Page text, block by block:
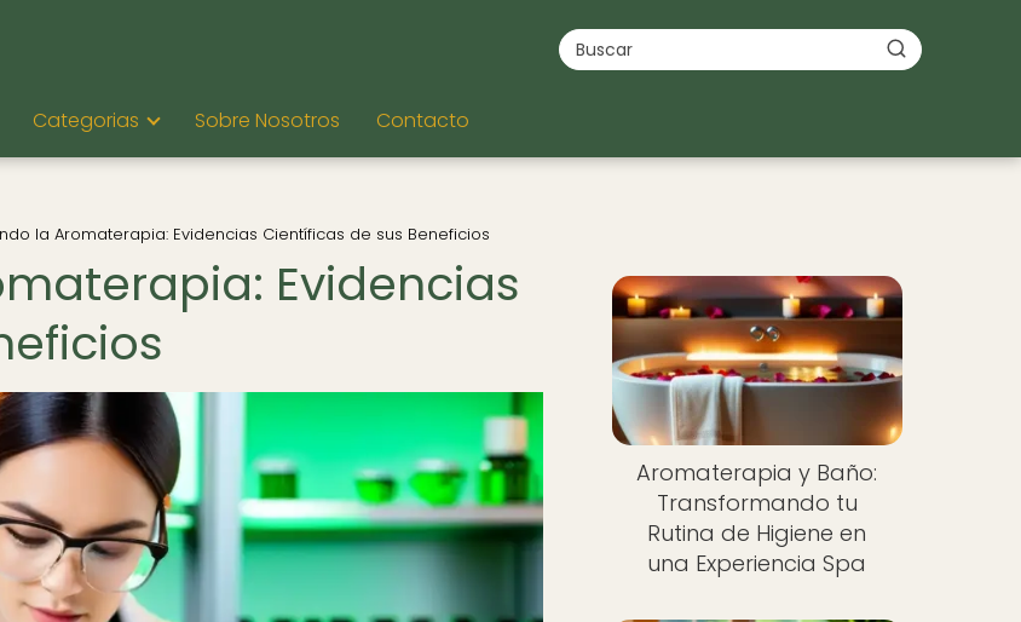
Categorias Sobre Nosotros Contacto
la Aromaterapia: Evidencias Científicas de sus Beneficios
Evidencias
Aromaterapia y Baño:
Transformando tu
Rutina de Higiene en
una Experiencia Spa